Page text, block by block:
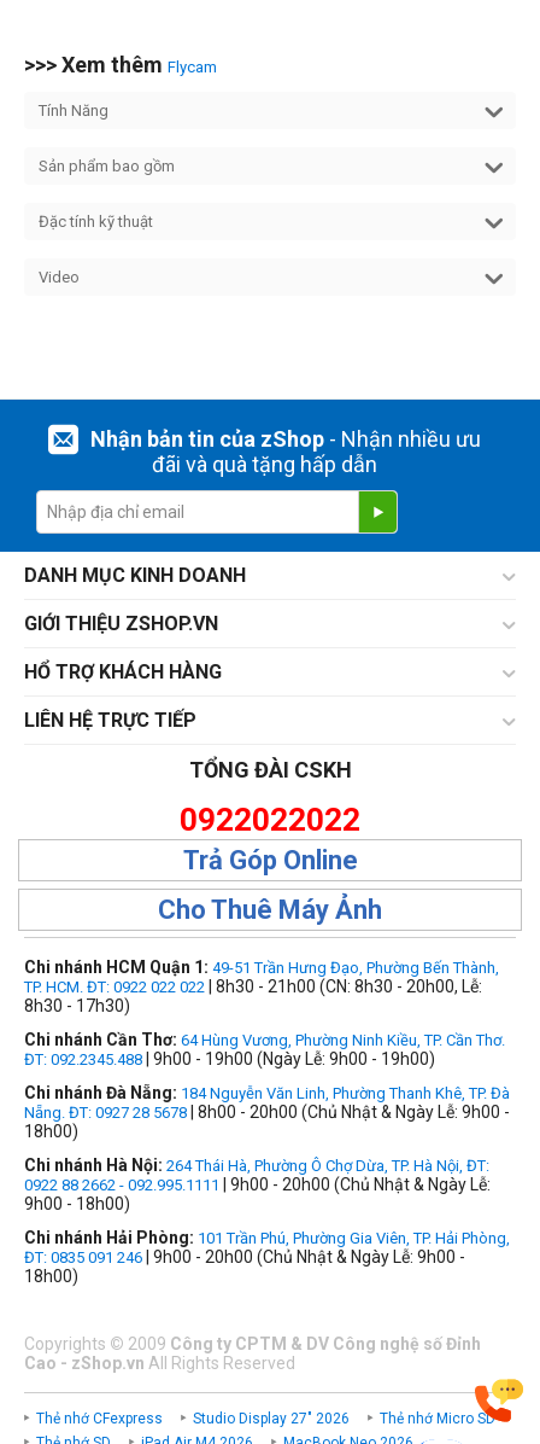
>>> Xem thêm Flycam
Tính Năng
Sản phẩm bao gồm
Đặc tính kỹ thuật
Video
Nhận bản tin của zShop- Nhận nhiều ưu
đãi và quà tặng hấp dẫn
DANH MỤC KINH DOANH
GIỚI THIỆU ZSHOP.VN
HỔ TRỢ KHÁCH HÀNG
LIÊN HỆ TRỰC TIẾP
TỔNG ĐÀI CSKH
0922022022
Trả Góp Online
Cho Thuê Máy Ảnh
Chi nhánh HCM Quận 1: 49-51 Trần Hưng Đạo, Phường Bến Thành,
TP. HCM. ĐT: 0922 022 022 | 8h30 - 21h00 (CN: 8h30 - 20h00, Lễ:
8h30 - 17h30)
Chi nhánh Cần Thơ: 64 Hùng Vương, Phường Ninh Kiều, TP. Cần Thơ.
ĐT: 092.2345.488 | 9h00 - 19h00 (Ngày Lễ: 9h00 - 19h00)
Chi nhánh Đà Nẵng: 184 Nguyễn Văn Linh, Phường Thanh Khê, TP. Đà
Nẵng. ĐT: 0927 28 5678 | 8h00 - 20h00 (Chủ Nhật & Ngày Lễ: 9h00 -
18h00)
Chi nhánh Hà Nội: 264 Thái Hà, Phường Ô Chợ Dừa, TP. Hà Nội, ĐT:
0922 88 2662 - 092.995.1111
| 9h00 - 20h00 (Chủ Nhật & Ngày Lễ:
9h00 - 18h00)
Chi nhánh Hải Phòng: 101 Trần Phú, Phường Gia Viên, TP. Hải Phòng,
ĐT: 0835 091 246 | 9h00 - 20h00 (Chủ Nhật & Ngày Lễ: 9h00 -
18h00)
Copyrights © 2009 Công ty CPTM & DV Công nghệ số Đỉnh
Cao - zShop.vn All Rights Reserved
Thẻ nhớ CFexpress Studio Display 27" 2026
Thẻ nhớ Micro SD